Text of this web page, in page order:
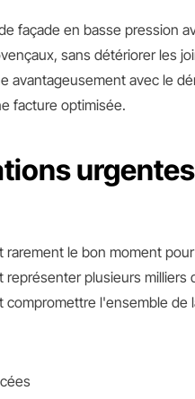
façade en basse pression
sans détériorer les
avantageusement avec le
facture optimisée.
le bon moment
plusieurs
l'ensemble de